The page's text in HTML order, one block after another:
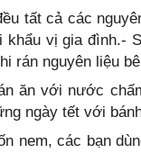
tất cả các
khẩu vị gia đình.-
rán nguyên liệu
ăn với nước
ngày tết với
nem, các bạn